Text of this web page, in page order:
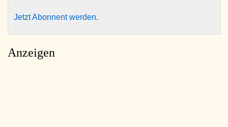
Jetzt Abonnent werden.
Anzeigen